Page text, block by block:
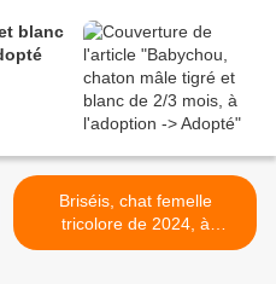
blanc
Briséis, chat femelle
tricolore de 2024, à
l'adoption -> adoptée >